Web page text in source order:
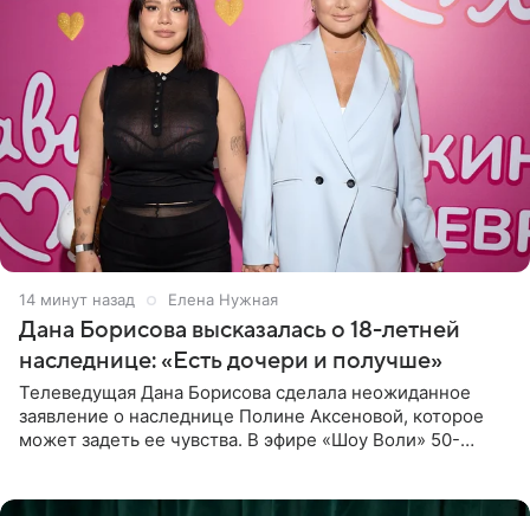
14 минут назад Елена Нужная
Дана Борисова высказалась о 18-летней
наследнице: «Есть дочери и получше»
Телеведущая Дана Борисова сделала неожиданное
заявление о наследнице Полине Аксеновой, которое
может задеть ее чувства. В эфире «Шоу Воли» 50-